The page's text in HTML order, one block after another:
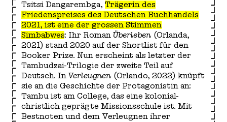
Tsitsi Dangarembga, Trägerin des
Friedenspreises des Deutschen Buchhandels
2021, ist eine der grossen Stimmen
Simbabwes: Ihr Roman Überleben (Orlanda,
2021) stand 2020 auf der Shortlist für den
Booker Prize. Nun erscheint als letzter der
Tambudzai-Trilogie der zweite Teil auf
Deutsch. In Verleugnen (Orlando, 2022) knüpft
sie an die Geschichte der Protagonistin an:
Tambu ist am College, das eine kolonial-
christlich geprägte Missionsschule ist. Mit
Bestnoten und dem Verleugnen ihrer